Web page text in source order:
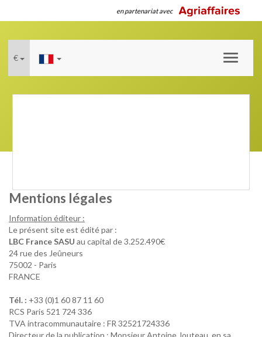
en partenariat avec
Toggle
€
Mentions légales
Information éditeur :
Le présent site est édité par :
LBC France SASU au capital de 3.252.490€
24 rue des Jeûneurs
75002 - Paris
FRANCE
Tél. : +33 (0)1 60 87 11 60
RCS Paris 521 724 336
TVA intracommunautaire : FR 32521724336